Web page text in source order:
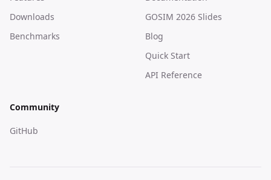
Downloads
Benchmarks
GOSIM 2026 Slides
Blog
Quick Start
API Reference
Community
GitHub